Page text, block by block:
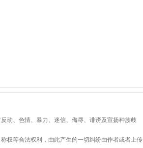
动、色情、暴力、迷信、侮辱、诽谤及宣扬种族歧
权等合法权利，由此产生的一切纠纷由作者或者上传